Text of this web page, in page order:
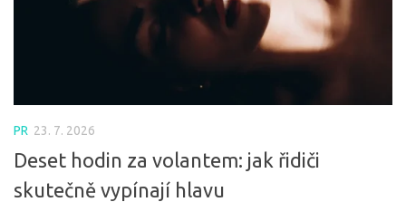
PR 23. 7. 2026
Deset hodin za volantem: jak řidiči
skutečně vypínají hlavu